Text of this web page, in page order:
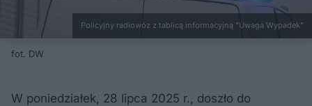
Policyjny radiowóz z tablicą informacyjną "Uwaga Wypadek"
fot. DW
W poniedziałek, 28 lipca 2025 r., doszło do